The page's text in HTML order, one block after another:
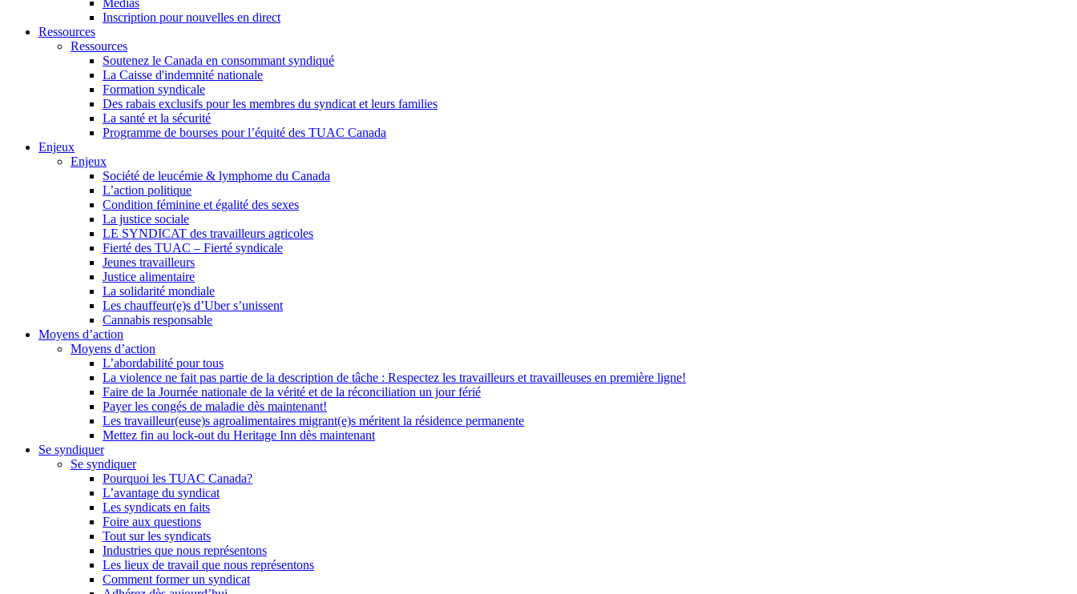
Médias
Inscription pour nouvelles en direct
Ressources
Ressources
Soutenez le Canada en consommant syndiqué
La Caisse d'indemnité nationale
Formation syndicale
Des rabais exclusifs pour les membres du syndicat et leurs families
La santé et la sécurité
Programme de bourses pour l’équité des TUAC Canada
Enjeux
Enjeux
Société de leucémie & lymphome du Canada
L’action politique
Condition féminine et égalité des sexes
La justice sociale
LE SYNDICAT des travailleurs agricoles
Fierté des TUAC – Fierté syndicale
Jeunes travailleurs
Justice alimentaire
La solidarité mondiale
Les chauffeur(e)s d’Uber s’unissent
Cannabis responsable
Moyens d’action
Moyens d’action
L’abordabilité pour tous
La violence ne fait pas partie de la description de tâche : Respectez les travailleurs et travailleuses en première ligne!
Faire de la Journée nationale de la vérité et de la réconciliation un jour férié
Payer les congés de maladie dès maintenant!
Les travailleur(euse)s agroalimentaires migrant(e)s méritent la résidence permanente
Mettez fin au lock-out du Heritage Inn dès maintenant
Se syndiquer
Se syndiquer
Pourquoi les TUAC Canada?
L’avantage du syndicat
Les syndicats en faits
Foire aux questions
Tout sur les syndicats
Industries que nous représentons
Les lieux de travail que nous représentons
Comment former un syndicat